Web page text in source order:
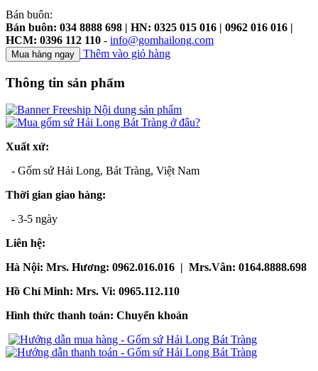
Bán buôn:
Bán buôn: 034 8888 698 | HN: 0325 015 016 | 0962 016 016 |
HCM: 0396 112 110 - info@gomhailong.com
Thêm vào giỏ hàng
Thông tin sản phẩm
Xuất xứ:
- Gốm sứ Hải Long, Bát Tràng, Việt Nam
Thời gian giao hàng:
- 3-5 ngày
Liên hệ:
Hà Nội: Mrs. Hương: 0962.016.016 | Mrs.Vân: 0164.8888.698
Hồ Chí Minh: Mrs. Vi: 0965.112.110
Hình thức thanh toán: Chuyển khoản